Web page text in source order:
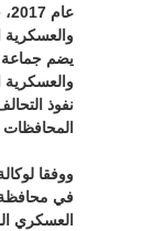
والعسكرية
يضم جماعة
والعسكرية
نفوذ
المحافظات
ووفقا
في محافظة
العسكري